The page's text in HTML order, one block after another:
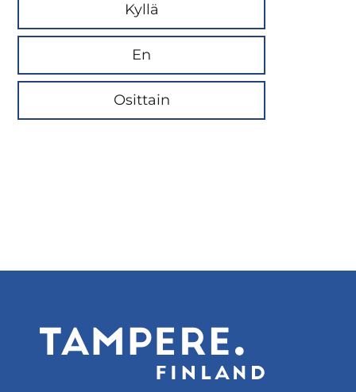
Kyllä
En
Osittain